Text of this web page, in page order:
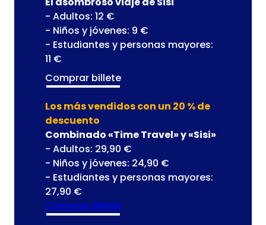
- Adultos: 12 €
- Niños y jóvenes: 9 €
- Estudiantes y personas mayores:
11 €
Comprar billete
Los más vendidos con un 20 % de
descuento
Combinado «Time Travel» y «Sisi»
- Adultos: 29,90 €
- Niños y jóvenes: 24,90 €
- Estudiantes y personas mayores:
27,90 €
Comprar billete